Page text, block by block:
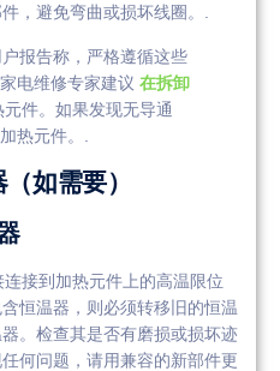
，避免弯曲或损坏线圈。.
报告称，严格遵循这些
电维修专家建议 在拆卸
件。如果发现无导通
热元件。.
如需要）
接到加热元件上的高温限位
恒温器，则必须转移旧的恒温
。检查其是否有磨损或损坏迹
何问题，请用兼容的新部件更